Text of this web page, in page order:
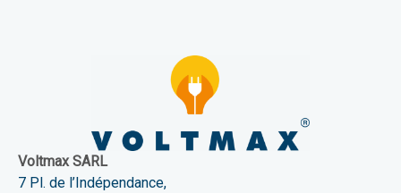
Voltmax SARL
7 Pl. de l’Indépendance,